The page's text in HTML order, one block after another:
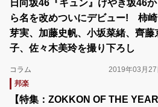
日向坂46『キュン』けやき坂46か
ら名を改めついにデビュー! 柿崎
芽実、加藤史帆、小坂菜緒、齊藤
子、佐々木美玲を撮り下ろし
コラム
2019年03月27
邦楽
【特集：ZOKKON OF THE YEAR